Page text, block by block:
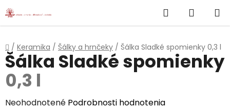
Prejsť
na
Hľadať
KOŠÍK
Domov
/ Keramika / Šálky a hrnčeky / Šálka Sladké spomienky 0,3 l
Šálka Sladké spomienky
0,3 l
Priemerné
Neohodnotené Podrobnosti hodnotenia